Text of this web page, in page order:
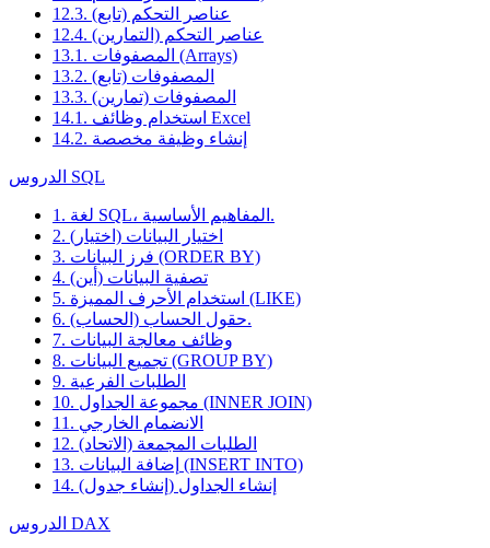
12.3. عناصر التحكم (تابع)
12.4. عناصر التحكم (التمارين)
13.1. المصفوفات (Arrays)
13.2. المصفوفات (تابع)
13.3. المصفوفات (تمارين)
14.1. استخدام وظائف Excel
14.2. إنشاء وظيفة مخصصة
الدروس SQL
1. لغة SQL، المفاهيم الأساسية.
2. اختيار البيانات (اختيار)
3. فرز البيانات (ORDER BY)
4. تصفية البيانات (أين)
5. استخدام الأحرف المميزة (LIKE)
6. حقول الحساب (الحساب).
7. وظائف معالجة البيانات
8. تجميع البيانات (GROUP BY)
9. الطلبات الفرعية
10. مجموعة الجداول (INNER JOIN)
11. الانضمام الخارجي
12. الطلبات المجمعة (الاتحاد)
13. إضافة البيانات (INSERT INTO)
14. إنشاء الجداول (إنشاء جدول)
الدروس DAX